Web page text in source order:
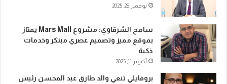
نوفمبر 28, 2025
سامح الشرقاوي: مشروع Mars Mall يمتاز
بموقع مميز وتصميم عصري مبتكر وخدمات
ذكية
أكتوبر 11, 2025
بروفايلي تنعي والد طارق عبد المحسن رئيس